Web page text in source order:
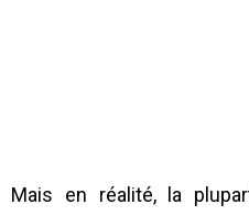
Mais en réalité, la